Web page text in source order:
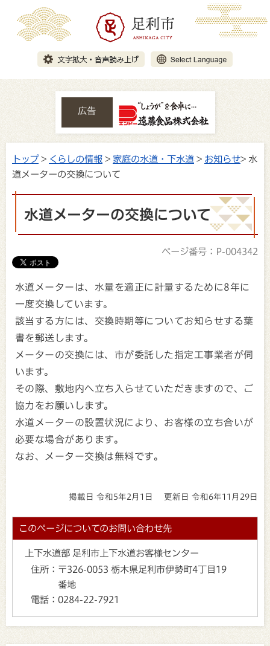
広告
トップ> くらしの情報 > 家庭の水道・下水道 > お知らせ> 水
道メーターの交換について
水道メーターの交換について
ページ番号：P-004342
水道メーターは、水量を適正に計量するために8年に
一度交換しています。
該当する方には、交換時期等についてお知らせする葉
書を郵送します。
メーターの交換には、市が委託した指定工事業者が伺
います。
その際、敷地内へ立ち入らせていただきますので、ご
協力をお願いします。
水道メーターの設置状況により、お客様の立ち合いが
必要な場合があります。
なお、メーター交換は無料です。
掲載日 令和5年2月1日 更新日 令和6年11月29日
このページについてのお問い合わせ先
上下水道部 足利市上下水道お客様センター
住所： 〒326-0053 栃木県足利市伊勢町4丁目19
番地
電話： 0284-22-7921